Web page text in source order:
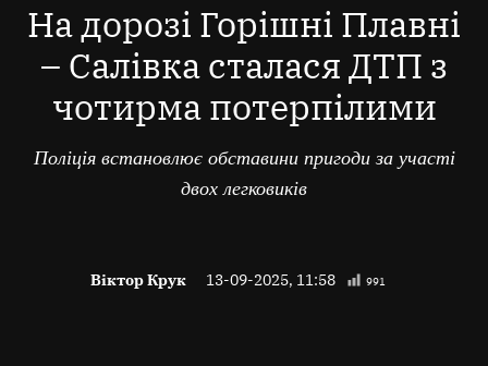
На дорозі Горішні Плавні
– Салівка сталася ДТП з
чотирма потерпілими
Поліція встановлює обставини пригоди за участі
двох легковиків
Віктор Крук 13-09-2025, 11:58 991